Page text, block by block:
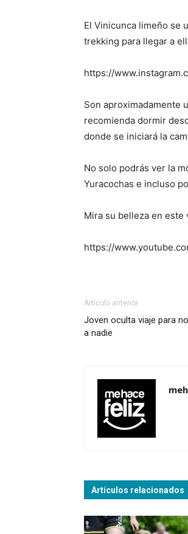
El Vinicunca limeño se
trekking para llegar a
https://
Son aproximadamente
recomienda dormir
donde se iniciará la
No solo podrás ver la
Yuracochas e incluso
Mira su belleza en este
https://
Artículo anterior
Joven oculta viaje para
a nadie
Artículos relacionados